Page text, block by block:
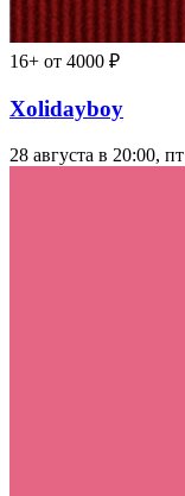
16+ от 4000 ₽
Xolidayboy
28 августа в 20:00, пт